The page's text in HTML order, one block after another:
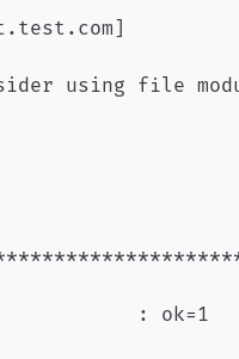
using file
: ok=1